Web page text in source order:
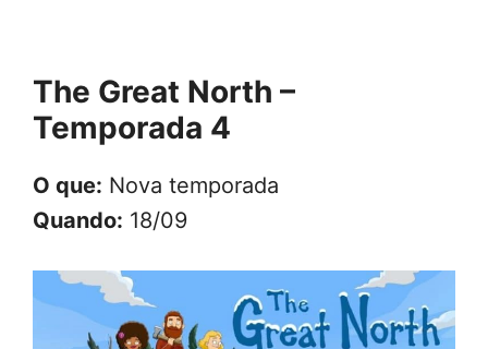
The Great North –
Temporada 4
O que: Nova temporada
Quando: 18/09